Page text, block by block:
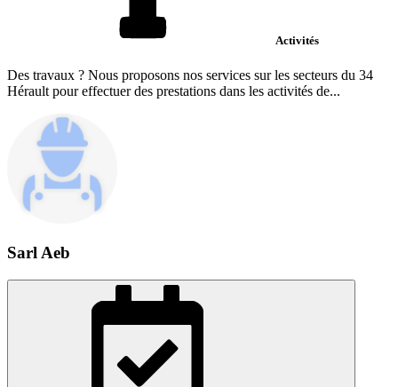
Activités
Des travaux ? Nous proposons nos services sur les secteurs du 34
Hérault pour effectuer des prestations dans les activités de...
Sarl Aeb